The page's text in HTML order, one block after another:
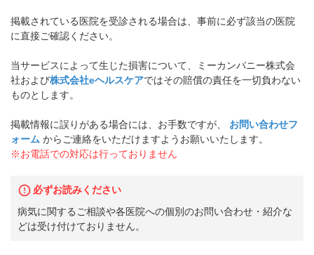
掲載されている医院を受診される場合は、事前に必ず該当の医院
に直接ご確認ください。
当サービスによって生じた損害について、ミーカンパニー株式会
社および株式会社eヘルスケアではその賠償の責任を一切負わない
ものとします。
掲載情報に誤りがある場合には、お手数ですが、
お問い合わせフ
ォーム からご連絡をいただけますようお願いいたします。
※お電話での対応は行っておりません
必ずお読みください
病気に関するご相談や各医院への個別のお問い合わせ・紹介な
どは受け付けておりません。